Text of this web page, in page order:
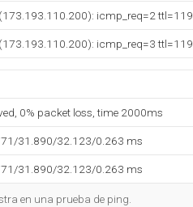
icmp_req=2 ttl=119
icmp_req=3 ttl=119
0% packet loss, time 2000ms
31.890/32.123/0.263 ms
31.890/32.123/0.263 ms
en una prueba de ping.